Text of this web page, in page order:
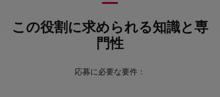
この役割に求められる知識と専
門性
応募に必要な要件：